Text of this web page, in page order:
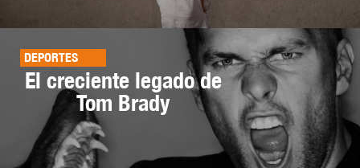
DEPORTES
El creciente legado de
Tom Brady